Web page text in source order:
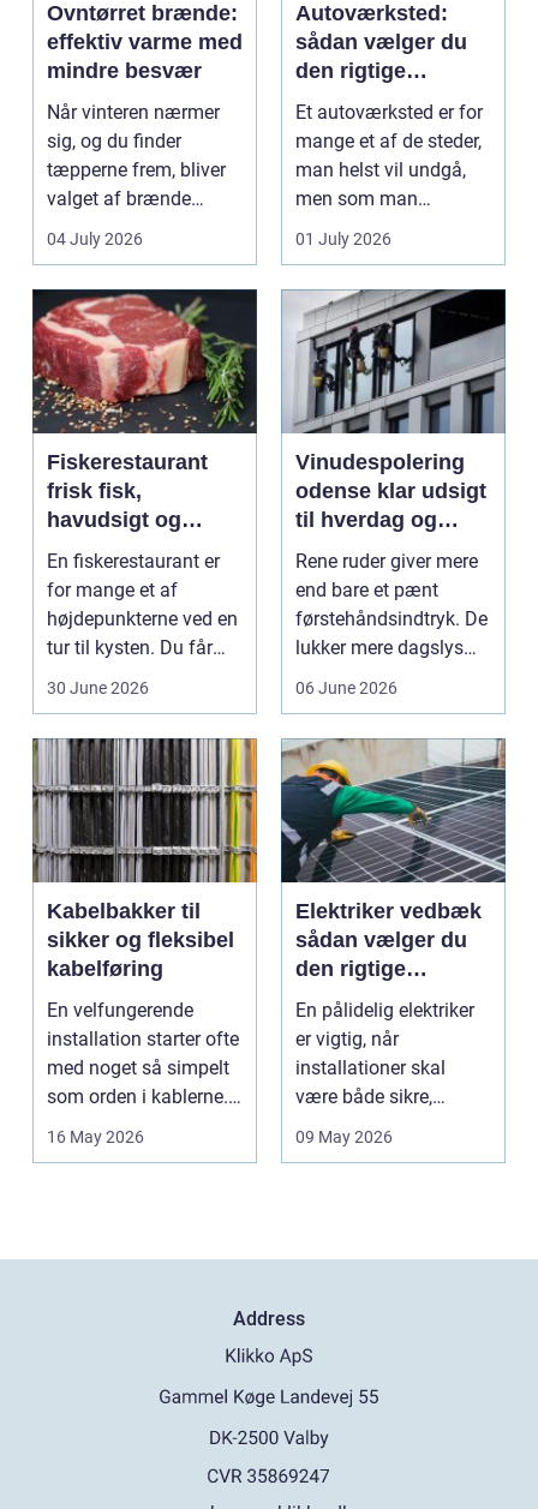
Ovntørret brænde:
effektiv varme med
mindre besvær
Når vinteren nærmer
sig, og du finder
tæpperne frem, bliver
valget af brænde
pludselig vigtigt.
Mang...
04 July 2026
Autoværksted:
sådan vælger du
den rigtige
mekaniker
Et autoværksted er for
mange et af de steder,
man helst vil undgå,
men som man
alligevel...
01 July 2026
Fiskerestaurant
frisk fisk,
havudsigt og
afslappet
atmosfære
En fiskerestaurant er
for mange et af
højdepunkterne ved en
tur til kysten. Du får
friskfanget fisk,...
30 June 2026
Vinudespolering
odense klar udsigt
til hverdag og
erhverv
Rene ruder giver mere
end bare et pænt
førstehåndsindtryk. De
lukker mere dagslys
ind, giver et lett...
06 June 2026
Kabelbakker til
sikker og fleksibel
kabelføring
En velfungerende
installation starter ofte
med noget så simpelt
som orden i kablerne.
Når strøm-, da...
16 May 2026
Elektriker vedbæk
sådan vælger du
den rigtige
fagmand
En pålidelig elektriker
er vigtig, når
installationer skal
være både sikre,
lovlige og holdbare. I
09 May 2026
Address